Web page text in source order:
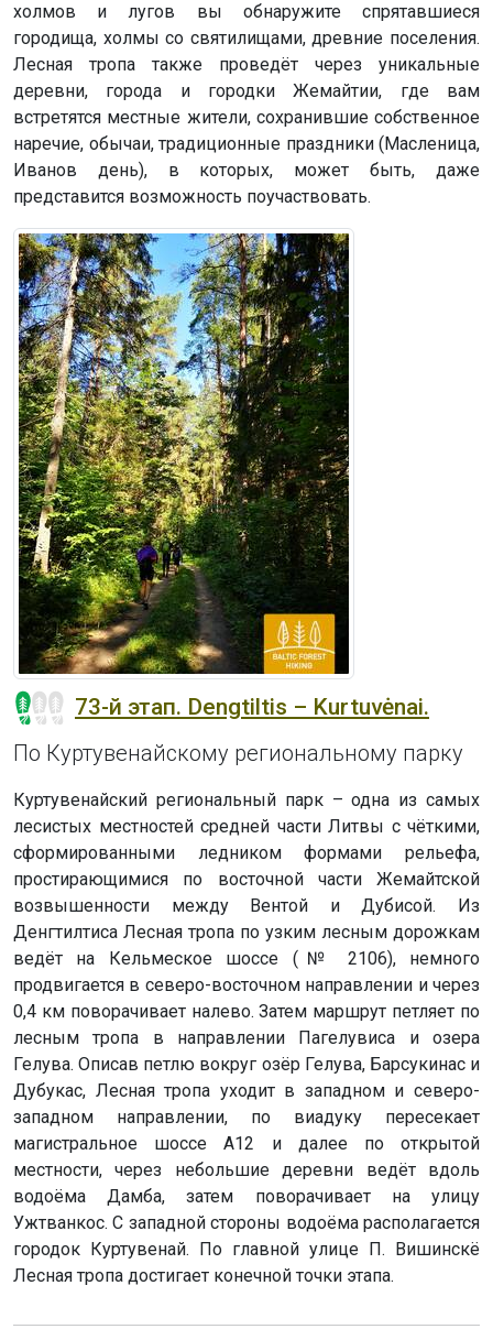
холмов и лугов вы обнаружите спрятавшиеся
городища, холмы со святилищами, древние поселения.
Лесная тропа также проведёт через уникальные
деревни, города и городки Жемайтии, где вам
встретятся местные жители, сохранившие собственное
наречие, обычаи, традиционные праздники (Масленица,
Иванов день), в которых, может быть, даже
представится возможность поучаствовать.
73-й этап. Dengtiltis – Kurtuvėnai.
По Куртувенайскому региональному парку
Куртувенайский региональный парк – одна из самых
лесистых местностей средней части Литвы с чёткими,
сформированными ледником формами рельефа,
простирающимися по восточной части Жемайтской
возвышенности между Вентой и Дубисой. Из
Денгтилтиса Лесная тропа по узким лесным дорожкам
ведёт на Кельмеское шоссе (№ 2106), немного
продвигается в северо-восточном направлении и через
0,4 км поворачивает налево. Затем маршрут петляет по
лесным тропа в направлении Пагелувиса и озера
Гелува. Описав петлю вокруг озёр Гелува, Барсукинас и
Дубукас, Лесная тропа уходит в западном и северо-
западном направлении, по виадуку пересекает
магистральное шоссе А12 и далее по открытой
местности, через небольшие деревни ведёт вдоль
водоёма Дамба, затем поворачивает на улицу
Ужтванкос. С западной стороны водоёма располагается
городок Куртувенай. По главной улице П. Вишинскё
Лесная тропа достигает конечной точки этапа.